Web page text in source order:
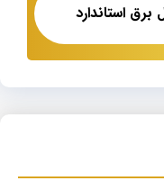
برق استاندارد